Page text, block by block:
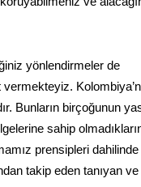
yönlendirmeler de
Bunların birçoğunun
sahip
prensipleri dahilinde
takip eden tanıyan ve